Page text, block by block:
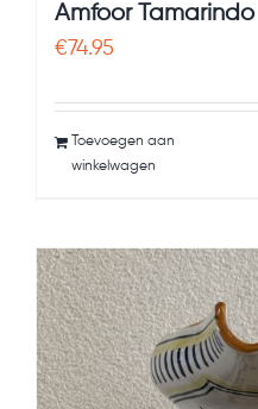
Amfoor Tamarindo
€74.95
Toevoegen aan
winkelwagen